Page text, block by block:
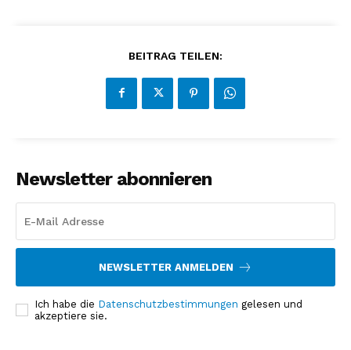
BEITRAG TEILEN:
Newsletter abonnieren
NEWSLETTER ANMELDEN
Ich habe die Datenschutzbestimmungen gelesen und
akzeptiere sie.